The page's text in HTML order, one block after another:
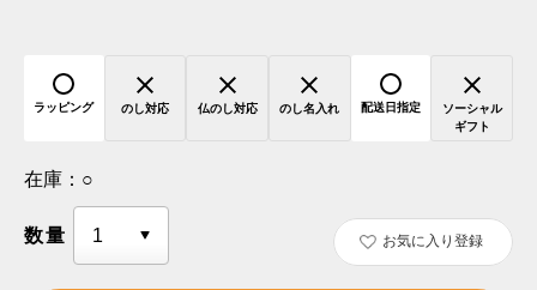
ラッピング のし対応 仏のし対応 のし名入れ 配送日指定
ソーシャル
ギフト
在庫： ○
数量 お気に入り登録